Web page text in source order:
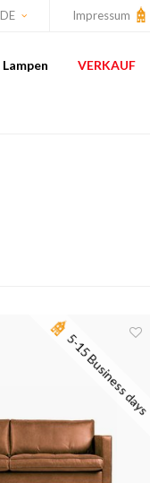
DE Impressum
Lampen VERKAUF
5-15 Business days